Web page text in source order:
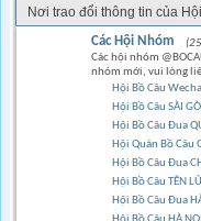
Nơi trao đổi thông tin của
Các Hội Nhóm
Các hội nhóm
nhóm mới, vui lòng
Hội Bồ Câu
Hội Bồ Câu SÀI
Hội Bồ Câu Đua
Hội Quán Bồ Câu
Hội Bồ Câu Đua
Hội Bồ Câu TÊN
Hội Bồ Câu Đua